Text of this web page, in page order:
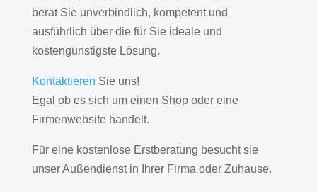
berät Sie unverbindlich, kompetent und
ausführlich über die für Sie ideale und
kostengünstigste Lösung.
Kontaktieren Sie uns!
Egal ob es sich um einen Shop oder eine
Firmenwebsite handelt.
Für eine kostenlose Erstberatung besucht sie
unser Außendienst in Ihrer Firma oder Zuhause.